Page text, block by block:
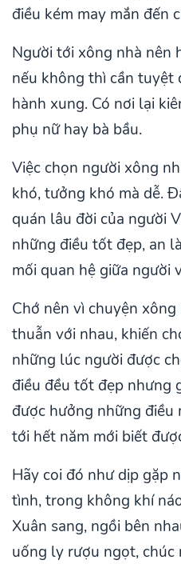
điều kém may mắn đến
Người tới xông nhà nên
nếu không thì cần tuyệt
hành xung. Có nơi lại
phụ nữ hay bà bầu.
Việc chọn người xông
khó, tưởng khó mà dễ.
quán lâu đời của người
những điều tốt đẹp, an
mối quan hệ giữa người
Chớ nên vì chuyện
thuẫn với nhau, khiến
những lúc người được
điều đều tốt đẹp nhưng
được hưởng những điều
tới hết năm mới biết
Hãy coi đó như dịp gặp
tình, trong không khí
Xuân sang, ngồi bên
uống ly rượu ngọt,